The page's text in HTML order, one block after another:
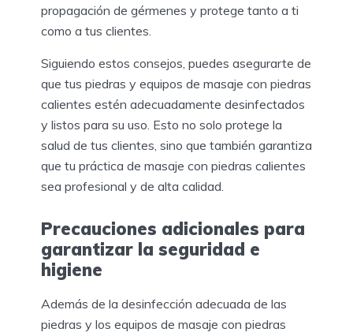
propagación de gérmenes y protege tanto a ti
como a tus clientes.
Siguiendo estos consejos, puedes asegurarte de
que tus piedras y equipos de masaje con piedras
calientes estén adecuadamente desinfectados
y listos para su uso. Esto no solo protege la
salud de tus clientes, sino que también garantiza
que tu práctica de masaje con piedras calientes
sea profesional y de alta calidad.
Precauciones adicionales para
garantizar la seguridad e
higiene
Además de la desinfección adecuada de las
piedras y los equipos de masaje con piedras